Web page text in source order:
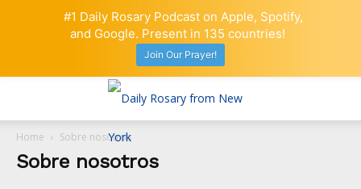
Home Sobre nosotros
Sobre nosotros
#1 Daily Rosary Podcast on Apple, Spotify,
and Google. Present in 135 countries!
Join Our Prayer!